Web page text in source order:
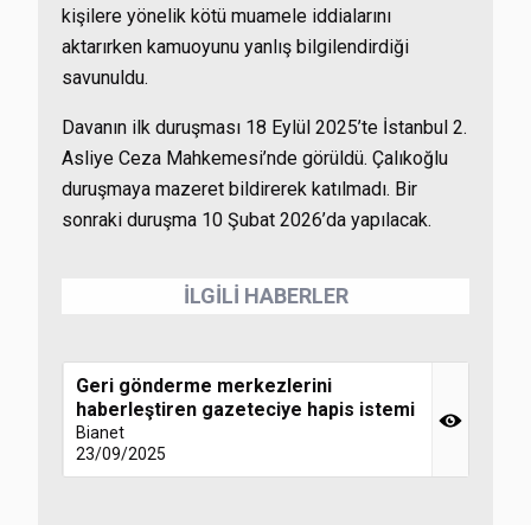
kişilere yönelik kötü muamele iddialarını
aktarırken kamuoyunu yanlış bilgilendirdiği
savunuldu.
Davanın ilk duruşması 18 Eylül 2025’te İstanbul 2.
Asliye Ceza Mahkemesi’nde görüldü. Çalıkoğlu
duruşmaya mazeret bildirerek katılmadı. Bir
sonraki duruşma 10 Şubat 2026’da yapılacak.
İLGİLİ HABERLER
Geri gönderme merkezlerini
haberleştiren gazeteciye hapis istemi
Bianet
23/09/2025